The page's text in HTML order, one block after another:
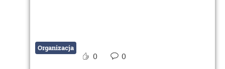
Organizacja
0 0